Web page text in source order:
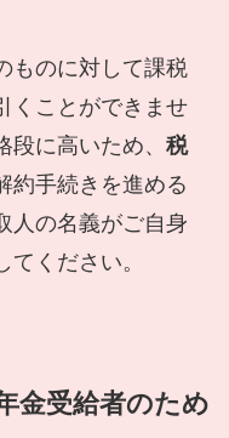
ものに対して課税
くことができませ
に高いため、 税
約手続きを進める
人の名義がご自身
ください。
金受給者のため